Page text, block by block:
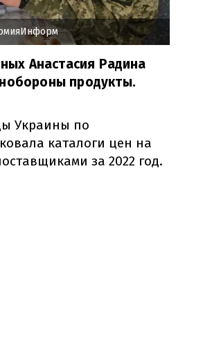
Анастасия Радина
продукты.
Украины по
каталоги цен на
за 2022 год.